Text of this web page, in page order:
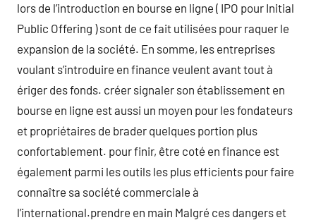
lors de l’introduction en bourse en ligne ( IPO pour Initial
Public Offering ) sont de ce fait utilisées pour raquer le
expansion de la société. En somme, les entreprises
voulant s’introduire en finance veulent avant tout à
ériger des fonds. créer signaler son établissement en
bourse en ligne est aussi un moyen pour les fondateurs
et propriétaires de brader quelques portion plus
confortablement. pour finir, être coté en finance est
également parmi les outils les plus efficients pour faire
connaître sa société commerciale à
l’international.prendre en main Malgré ces dangers et